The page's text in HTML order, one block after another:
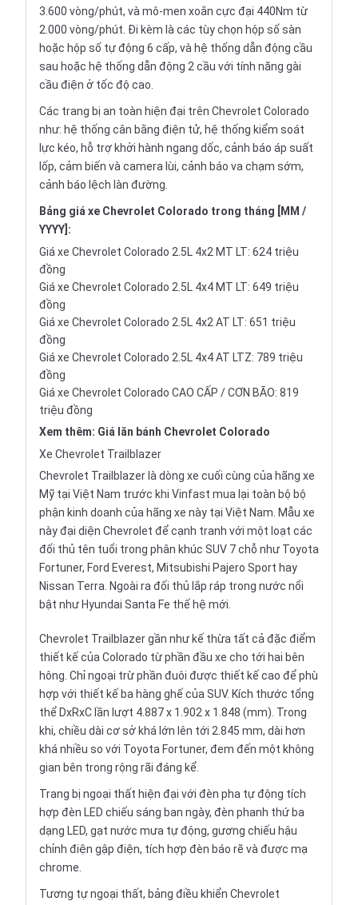
3.600 vòng/phút, và mô-men xoắn cực đại 440Nm từ
2.000 vòng/phút. Đi kèm là các tùy chọn hộp số sàn
hoặc hộp số tự động 6 cấp, và hệ thống dẫn động cầu
sau hoặc hệ thống dẫn động 2 cầu với tính năng gài
cầu điện ở tốc độ cao.
Các trang bị an toàn hiện đại trên Chevrolet Colorado
như: hệ thống cân bằng điện tử, hệ thống kiểm soát
lực kéo, hỗ trợ khởi hành ngang dốc, cảnh báo áp suất
lốp, cảm biến và camera lùi, cảnh báo va chạm sớm,
cảnh báo lệch làn đường.
Bảng giá xe Chevrolet Colorado trong tháng [MM /
YYYY]:
Giá xe Chevrolet Colorado 2.5L 4x2 MT LT: 624 triệu
đồng
Giá xe Chevrolet Colorado 2.5L 4x4 MT LT: 649 triệu
đồng
Giá xe Chevrolet Colorado 2.5L 4x2 AT LT: 651 triệu
đồng
Giá xe Chevrolet Colorado 2.5L 4x4 AT LTZ: 789 triệu
đồng
Giá xe Chevrolet Colorado CAO CẤP / CƠN BÃO: 819
triệu đồng
Xem thêm: Giá lăn bánh Chevrolet Colorado
Xe Chevrolet Trailblazer
Chevrolet Trailblazer là dòng xe cuối cùng của hãng xe
Mỹ tại Việt Nam trước khi Vinfast mua lại toàn bộ bộ
phận kinh doanh của hãng xe này tại Việt Nam. Mẫu xe
này đại diện Chevrolet để cạnh tranh với một loạt các
đối thủ tên tuổi trong phân khúc SUV 7 chỗ như Toyota
Fortuner, Ford Everest, Mitsubishi Pajero Sport hay
Nissan Terra. Ngoài ra đối thủ lắp ráp trong nước nổi
bật như Hyundai Santa Fe thế hệ mới.
Chevrolet Trailblazer gần như kế thừa tất cả đặc điểm
thiết kế của Colorado từ phần đầu xe cho tới hai bên
hông. Chỉ ngoại trừ phần đuôi được thiết kế cao để phù
hợp với thiết kế ba hàng ghế của SUV. Kích thước tổng
thể DxRxC lần lượt 4.887 x 1.902 x 1.848 (mm). Trong
khi, chiều dài cơ sở khá lớn lên tới 2.845 mm, dài hơn
khá nhiều so với Toyota Fortuner, đem đến một không
gian bên trong rộng rãi đáng kể.
Trang bị ngoại thất hiện đại với đèn pha tự động tích
hợp đèn LED chiếu sáng ban ngày, đèn phanh thứ ba
dạng LED, gạt nước mưa tự động, gương chiếu hậu
chỉnh điện gập điện, tích hợp đèn báo rẽ và được mạ
chrome.
Tương tự ngoại thất, bảng điều khiển Chevrolet